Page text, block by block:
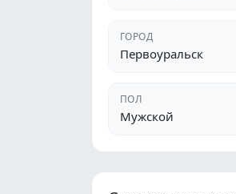
ГОРОД
Первоуральск
ПОЛ
Мужской